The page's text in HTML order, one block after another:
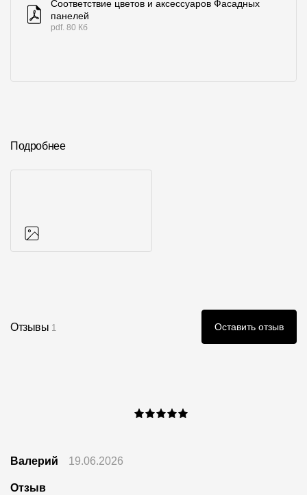
Соответствие цветов и аксессуаров Фасадных
панелей
pdf. 80 Кб
Подробнее
Отзывы 1 Оставить отзыв
Валерий 19.06.2026
Отзыв